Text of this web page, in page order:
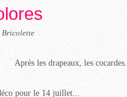
Bricolette
Après les drapeaux, les cocardes.
pour le 14 juillet...